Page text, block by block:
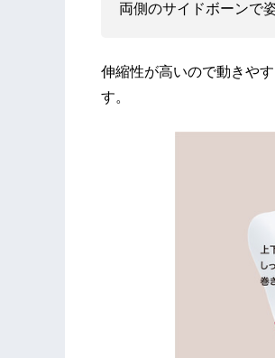
両側のサイドボーンで
伸縮性が高いので動きや
す。